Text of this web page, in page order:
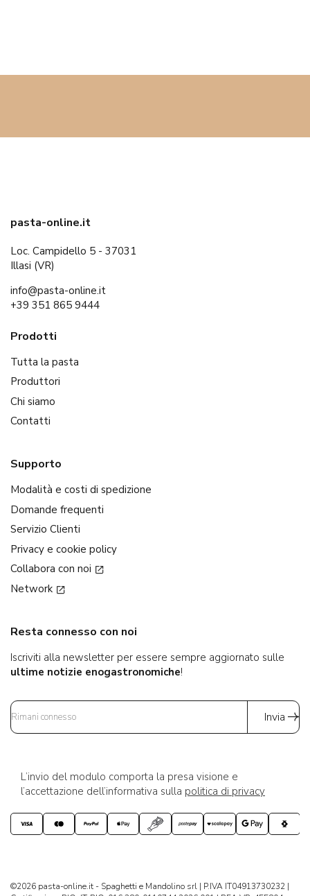
pasta-online.it
Loc. Campidello 5 - 37031
Illasi (VR)
info@pasta-online.it
+39 351 865 9444
Prodotti
Tutta la pasta
Produttori
Chi siamo
Contatti
Supporto
Modalità e costi di spedizione
Domande frequenti
Servizio Clienti
Privacy e cookie policy
Collabora con noi
Network
Resta connesso con noi
Iscriviti alla newsletter per essere sempre aggiornato sulle
ultime notizie enogastronomiche!
Invia
L’invio del modulo comporta la presa visione e
l’accettazione dell’informativa sulla politica di privacy
©2026 pasta-online.it - Spaghetti e Mandolino srl | P.IVA IT04913730232 |